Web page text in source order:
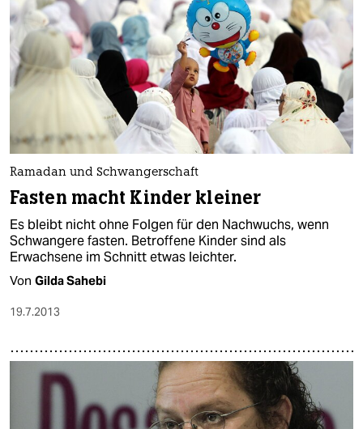
Ramadan und Schwangerschaft
Fasten macht Kinder kleiner
Es bleibt nicht ohne Folgen für den Nachwuchs, wenn
Schwangere fasten. Betroffene Kinder sind als
Erwachsene im Schnitt etwas leichter.
Von Gilda Sahebi
19.7.2013